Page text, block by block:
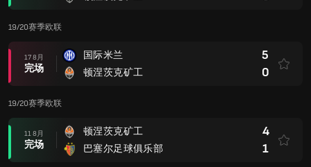
19/20赛季欧联
17 8月
完场
国际米兰
顿涅茨克矿工
5
0
19/20赛季欧联
11 8月
完场
顿涅茨克矿工
巴塞尔足球俱乐部
4
1